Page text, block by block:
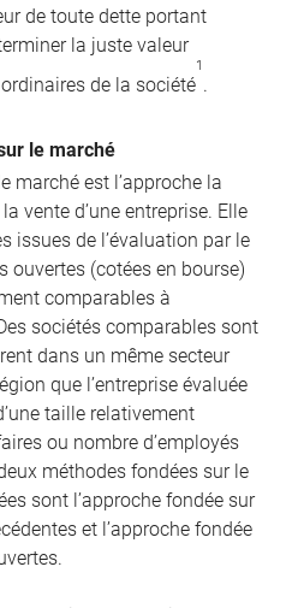
de toute dette portant
la juste valeur
de la société
1
.
le marché
marché est l’approche la
vente d’une entreprise. Elle
issues de l’évaluation par le
ouvertes (cotées en bourse)
comparables à
sociétés comparables sont
dans un même secteur
que l’entreprise évaluée
taille relativement
ou nombre d’employés
méthodes fondées sur le
sont l’approche fondée sur
et l’approche fondée